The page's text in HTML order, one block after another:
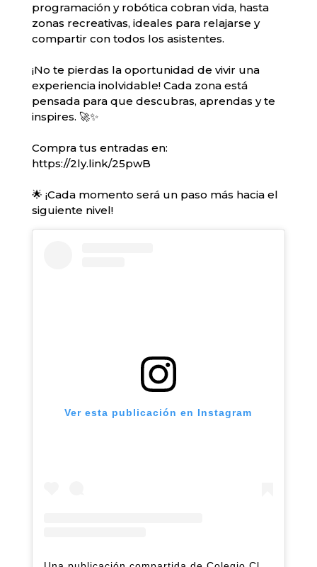
programación y robótica cobran vida, hasta
zonas recreativas, ideales para relajarse y
compartir con todos los asistentes.
¡No te pierdas la oportunidad de vivir una
experiencia inolvidable! Cada zona está
pensada para que descubras, aprendas y te
inspires. 🚀✨
Compra tus entradas en:
https://2ly.link/25pwB
🌟 ¡Cada momento será un paso más hacia el
siguiente nivel!
Ver esta publicación en Instagram